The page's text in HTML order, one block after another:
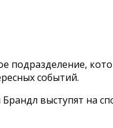
подразделение,
событий.
выступят на